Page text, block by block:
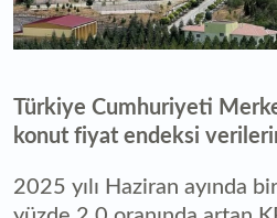
Türkiye Cumhuriyeti
konut fiyat endeksi
2025 yılı Haziran ayında